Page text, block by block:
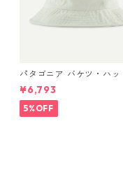
パタゴニア バケツ・ハ
3595 Text Logo: Birch
e
¥6,793
5%OFF